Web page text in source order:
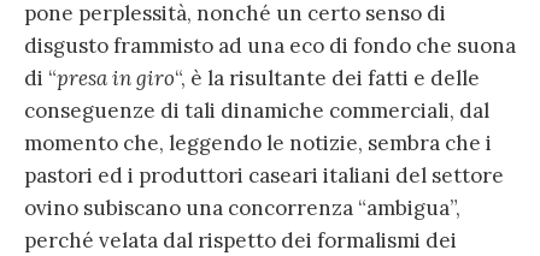
pone perplessità, nonché un certo senso di
disgusto frammisto ad una eco di fondo che suona
di “presa in giro“, è la risultante dei fatti e delle
conseguenze di tali dinamiche commerciali, dal
momento che, leggendo le notizie, sembra che i
pastori ed i produttori caseari italiani del settore
ovino subiscano una concorrenza “ambigua”,
perché velata dal rispetto dei formalismi dei